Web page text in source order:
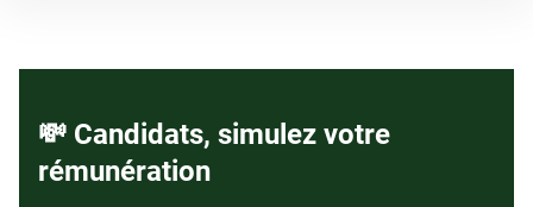
💸 Candidats, simulez votre
rémunération